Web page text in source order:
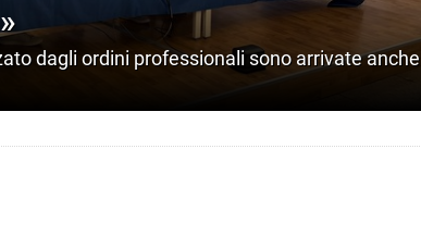
dagli ordini professionali sono arrivate anche